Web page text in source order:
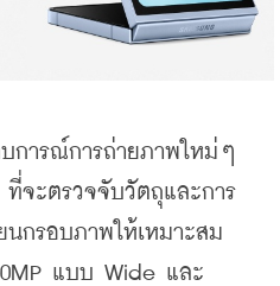
ารณ์การถ่ายภาพใหม่ๆ
จะตรวจจับวัตถุและการ
กรอบภาพให้เหมาะสม
แบบ Wide และ